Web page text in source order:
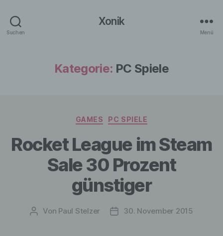
Suchen
Xonik
Menü
Kategorie: PC Spiele
Kategorien
GAMES PC SPIELE
Rocket League im Steam
Sale 30 Prozent
günstiger
Beitragsautor
Von Paul Stelzer Veröffentlichungsdatum
30. November 2015